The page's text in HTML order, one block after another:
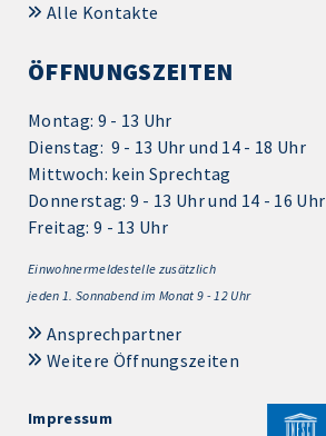
Alle Kontakte
ÖFFNUNGSZEITEN
Montag: 9 - 13 Uhr
Dienstag: 9 - 13 Uhr und 14 - 18 Uhr
Mittwoch: kein Sprechtag
Donnerstag: 9 - 13 Uhr und 14 - 16 Uhr
Freitag: 9 - 13 Uhr
Einwohnermeldestelle zusätzlich
jeden 1. Sonnabend im Monat 9 - 12 Uhr
Ansprechpartner
Weitere Öffnungszeiten
Impressum